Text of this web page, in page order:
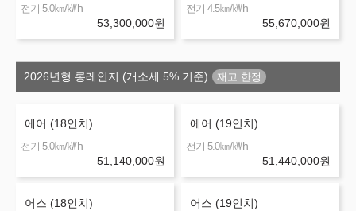
전기 5.0㎞/㎾h
53,300,000원
전기 4.5㎞/㎾h
55,670,000원
2026년형 롱레인지 (개소세 5% 기준)
에어 (18인치)
전기 5.0㎞/㎾h
51,140,000원
에어 (19인치)
전기 5.0㎞/㎾h
51,440,000원
어스 (18인치) 어스 (19인치)